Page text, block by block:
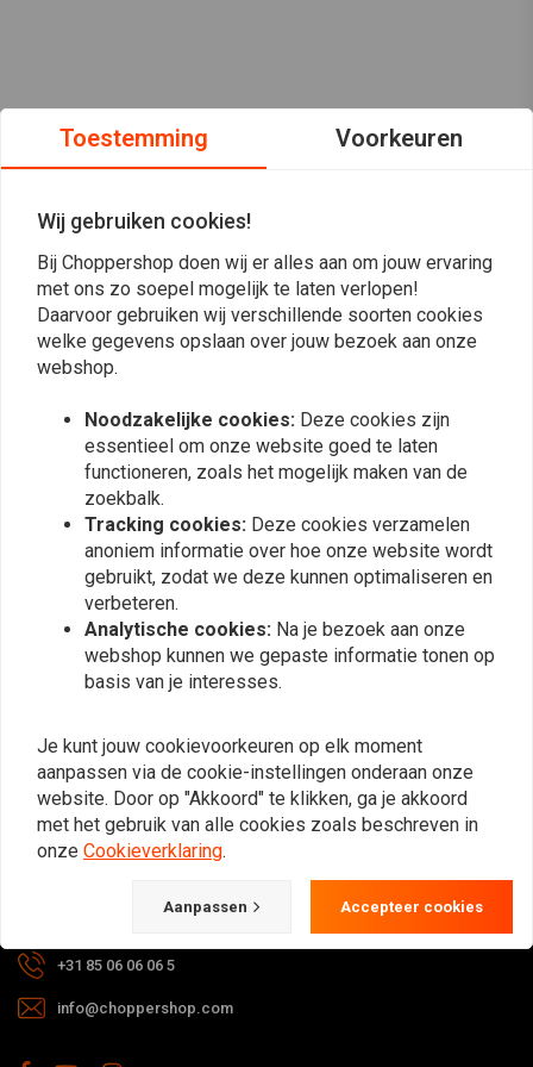
Op de hoogte blijven?
Abonneer
levertijden, retouren & reparaties of
algemene informatie kun je altijd op
één van de onderstaande manieren
Gotenburgweg 46a, 9723 TM Groningen (The Netherlands)
+31 85 06 06 06 5
info@choppershop.com
Toestemming Voorkeuren
Wij gebruiken cookies!
Bij Choppershop doen wij er alles aan om jouw ervaring
met ons zo soepel mogelijk te laten verlopen!
Daarvoor gebruiken wij verschillende soorten cookies
welke gegevens opslaan over jouw bezoek aan onze
webshop.
Noodzakelijke cookies: Deze cookies zijn
essentieel om onze website goed te laten
functioneren, zoals het mogelijk maken van de
zoekbalk.
Tracking cookies: Deze cookies verzamelen
anoniem informatie over hoe onze website wordt
gebruikt, zodat we deze kunnen optimaliseren en
verbeteren.
Analytische cookies: Na je bezoek aan onze
webshop kunnen we gepaste informatie tonen op
basis van je interesses.
Je kunt jouw cookievoorkeuren op elk moment
aanpassen via de cookie-instellingen onderaan onze
website. Door op "Akkoord" te klikken, ga je akkoord
met het gebruik van alle cookies zoals beschreven in
onze Cookieverklaring.
Aanpassen Accepteer cookies